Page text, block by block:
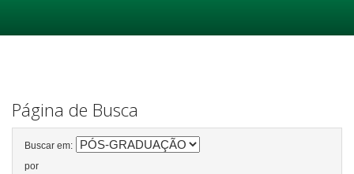
Página de Busca
Buscar em:
por